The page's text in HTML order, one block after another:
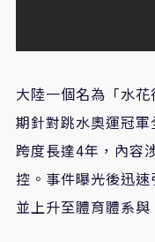
大陸一個名為「水
期針對跳水奧運冠
跨度長達4年，內容
控。事件曝光後迅速
並上升至體育體系